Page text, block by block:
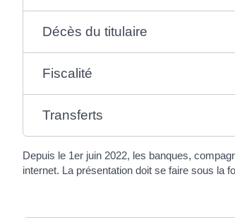
Décès du titulaire
Fiscalité
Transferts
Depuis le 1er juin 2022, les banques,
internet. La présentation doit se faire sous la